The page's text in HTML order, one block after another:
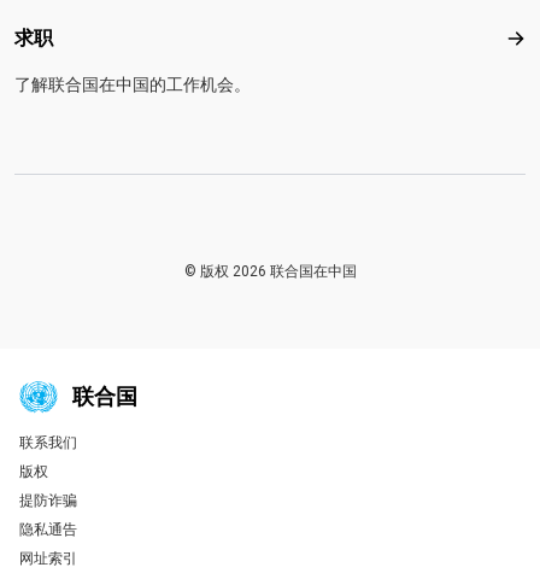
求职 求
了解联合国在中国的工作机会。
© 版权 2026 联合国在中国
联合国
Global U.N. menu
联系我们
版权
提防诈骗
隐私通告
网址索引